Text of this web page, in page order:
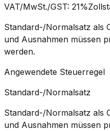
VAT/MwSt./GST: 21%
Standard-/Normalsatz als
und Ausnahmen müssen
werden.
Angewendete Steuerregel
Standard-/Normalsatz
Standard-/Normalsatz als
und Ausnahmen müssen